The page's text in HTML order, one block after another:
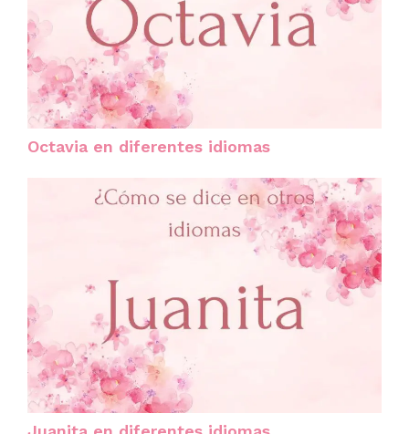
Octavia en diferentes idiomas